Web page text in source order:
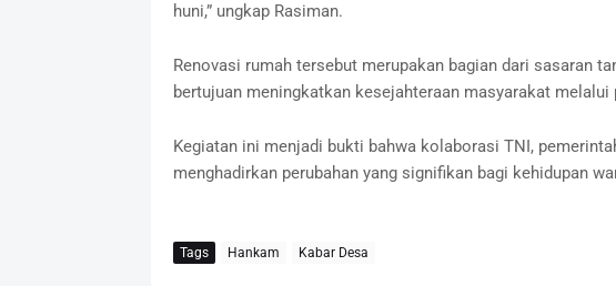
huni,” ungkap Rasiman.
Renovasi rumah tersebut merupakan bagian dari sasaran
bertujuan meningkatkan kesejahteraan masyarakat
Kegiatan ini menjadi bukti bahwa kolaborasi TNI,
menghadirkan perubahan yang signifikan bagi kehidupan
Tags Hankam Kabar Desa